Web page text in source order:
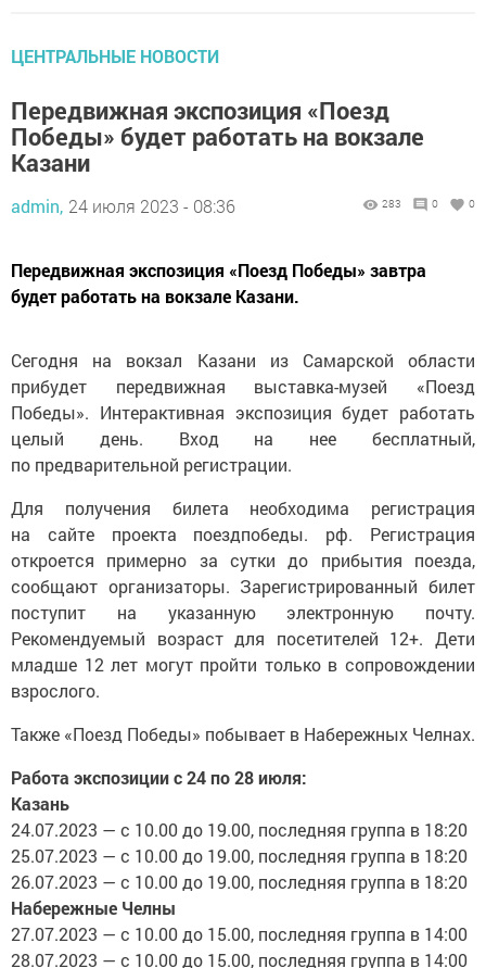
ЦЕНТРАЛЬНЫЕ НОВОСТИ
Передвижная экспозиция «Поезд
Победы» будет работать на вокзале
Казани
admin, 24 июля 2023 - 08:36 283 0 0
Передвижная экспозиция «Поезд Победы» завтра
будет работать на вокзале Казани.
Сегодня на вокзал Казани из Самарской области
прибудет передвижная выставка-музей «Поезд
Победы». Интерактивная экспозиция будет работать
целый день. Вход на нее бесплатный,
по предварительной регистрации.
Для получения билета необходима регистрация
на сайте проекта поездпобеды. рф. Регистрация
откроется примерно за сутки до прибытия поезда,
сообщают организаторы. Зарегистрированный билет
поступит на указанную электронную почту.
Рекомендуемый возраст для посетителей 12+. Дети
младше 12 лет могут пройти только в сопровождении
взрослого.
Также «Поезд Победы» побывает в Набережных Челнах.
Работа экспозиции с 24 по 28 июля:
Казань
24.07.2023 — с 10.00 до 19.00, последняя группа в 18:20
25.07.2023 — с 10.00 до 19.00, последняя группа в 18:20
26.07.2023 — с 10.00 до 19.00, последняя группа в 18:20
Набережные Челны
27.07.2023 — с 10.00 до 15.00, последняя группа в 14:00
28.07.2023 — с 10.00 до 15.00, последняя группа в 14:00